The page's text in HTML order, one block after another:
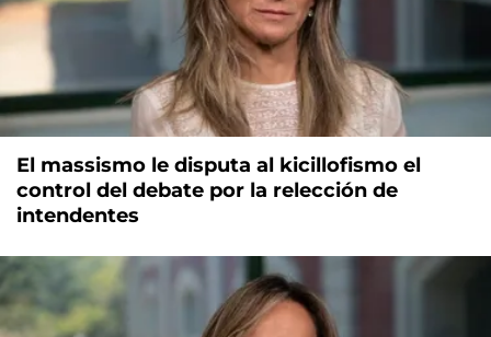
El massismo le disputa al kicillofismo el
control del debate por la relección de
intendentes